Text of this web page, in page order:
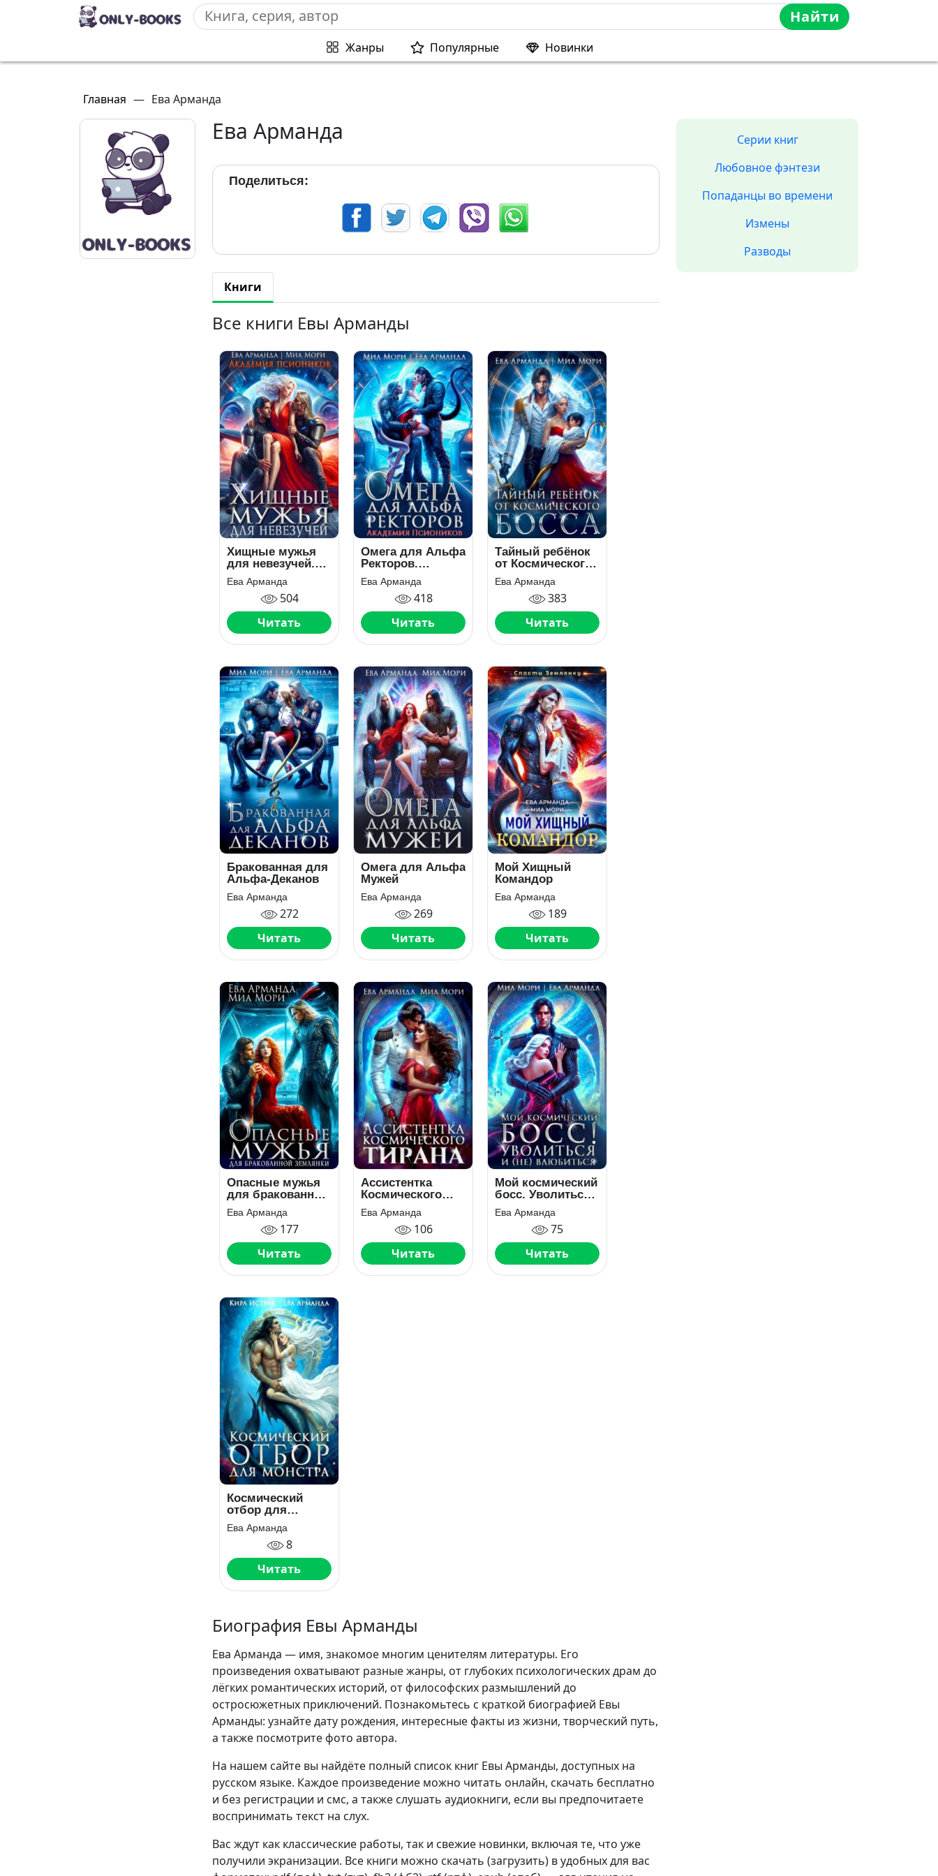
Найти
Жанры Популярные Новинки
Главная — Ева Арманда
Ева Арманда
Поделиться:
Книги
Все книги Евы Арманды
Хищные мужья
для невезучей.
Академия
Псиоников
Ева Арманда
504
Читать
Омега для Альфа
Ректоров.
Академия
Псиоников
Ева Арманда
418
Читать
Тайный ребёнок
от Космического
Босса
Ева Арманда
383
Читать
Бракованная для
Альфа-Деканов
Ева Арманда
272
Читать
Омега для Альфа
Мужей
Ева Арманда
269
Читать
Мой Хищный
Командор
Ева Арманда
189
Читать
Опасные мужья
для бракованной
землянки
Ева Арманда
177
Читать
Ассистентка
Космического
Тирана
Ева Арманда
106
Читать
Мой космический
босс. Уволиться
и (не)влюбиться
Ева Арманда
75
Читать
Космический
отбор для
монстра
Ева Арманда
8
Читать
Биография Евы Арманды
Ева Арманда — имя, знакомое многим ценителям литературы. Его
произведения охватывают разные жанры, от глубоких психологических драм до
лёгких романтических историй, от философских размышлений до
остросюжетных приключений. Познакомьтесь с краткой биографией Евы
Арманды: узнайте дату рождения, интересные факты из жизни, творческий путь,
а также посмотрите фото автора.
На нашем сайте вы найдёте полный список книг Евы Арманды, доступных на
русском языке. Каждое произведение можно читать онлайн, скачать бесплатно
и без регистрации и смс, а также слушать аудиокниги, если вы предпочитаете
воспринимать текст на слух.
Вас ждут как классические работы, так и свежие новинки, включая те, что уже
получили экранизации. Все книги можно скачать (загрузить) в удобных для вас
Серии книг
Любовное фэнтези
Попаданцы во времени
Измены
Разводы